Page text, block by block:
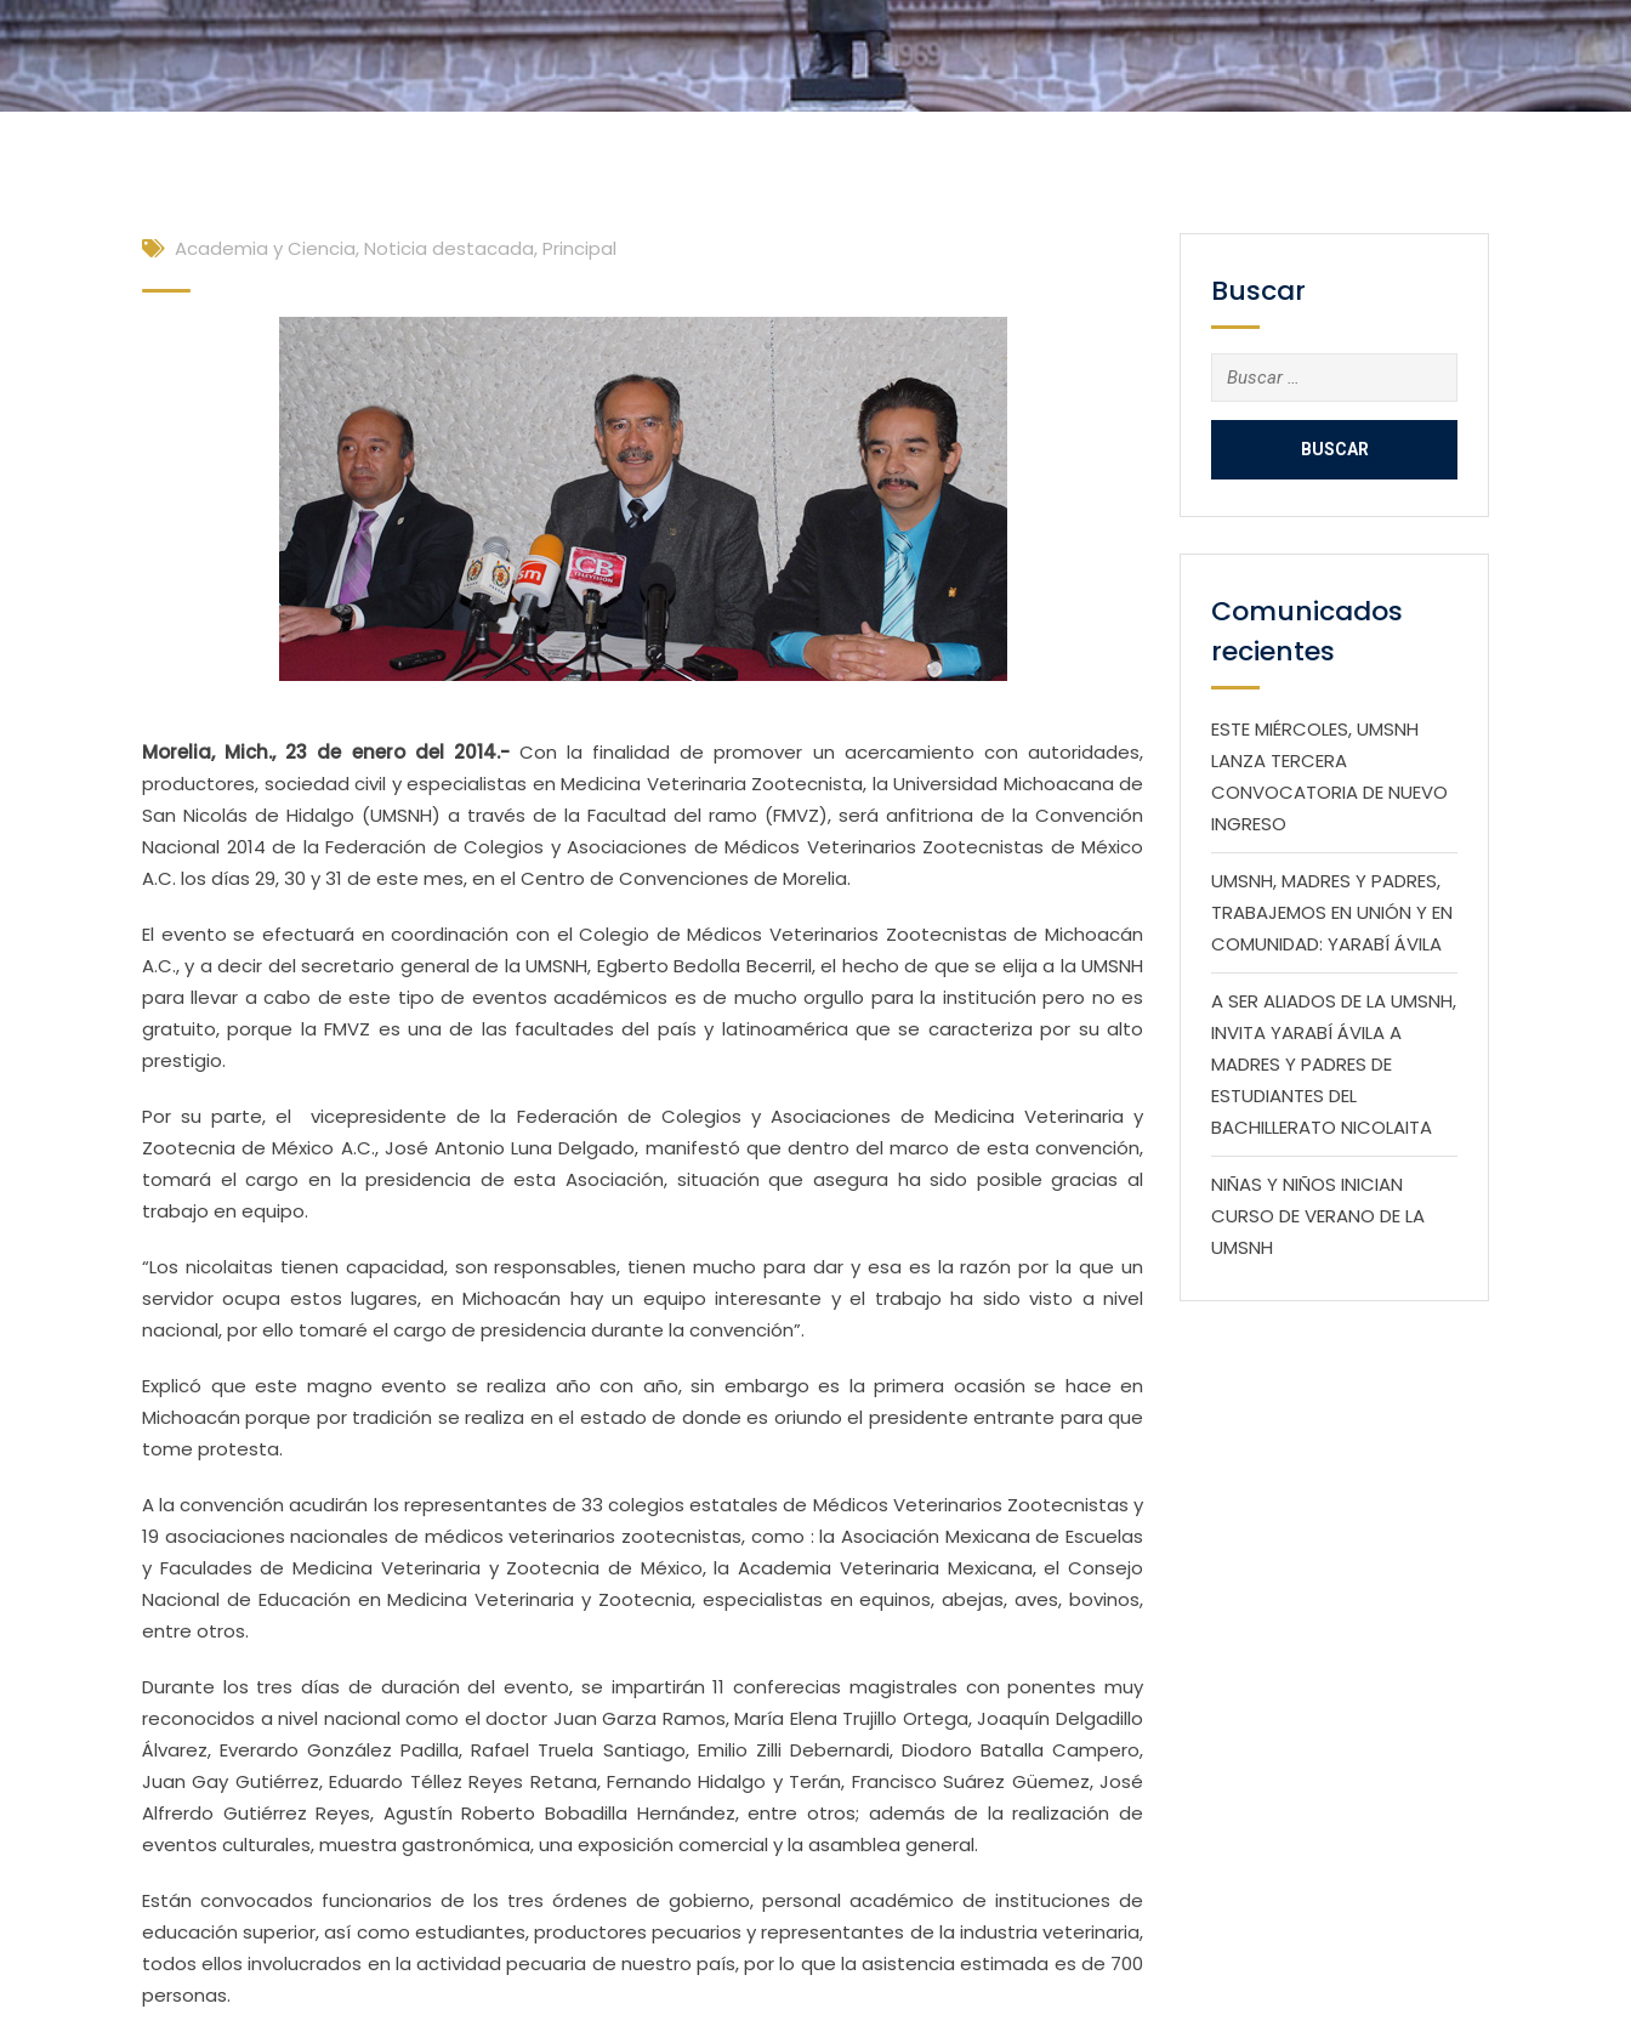
Academia y Ciencia, Noticia destacada, Principal
Morelia, Mich., 23 de enero del 2014.-Con la finalidad de promover un acercamiento con autoridades,
productores, sociedad civil y especialistas en Medicina Veterinaria Zootecnista, la Universidad Michoacana de
San Nicolás de Hidalgo (UMSNH) a través de la Facultad del ramo (FMVZ), será anfitriona de la Convención
Nacional 2014 de la Federación de Colegios y Asociaciones de Médicos Veterinarios Zootecnistas de México
A.C. los días 29, 30 y 31 de este mes, en el Centro de Convenciones de Morelia.
El evento se efectuará en coordinación con el Colegio de Médicos Veterinarios Zootecnistas de Michoacán
A.C., y a decir del secretario general de la UMSNH, Egberto Bedolla Becerril, el hecho de que se elija a la UMSNH
para llevar a cabo de este tipo de eventos académicos es de mucho orgullo para la institución pero no es
gratuito, porque la FMVZ es una de las facultades del país y latinoamérica que se caracteriza por su alto
prestigio.
Por su parte, el vicepresidente de la Federación de Colegios y Asociaciones de Medicina Veterinaria y
Zootecnia de México A.C., José Antonio Luna Delgado, manifestó que dentro del marco de esta convención,
tomará el cargo en la presidencia de esta Asociación, situación que asegura ha sido posible gracias al
trabajo en equipo.
“Los nicolaitas tienen capacidad, son responsables, tienen mucho para dar y esa es la razón por la que un
servidor ocupa estos lugares, en Michoacán hay un equipo interesante y el trabajo ha sido visto a nivel
nacional, por ello tomaré el cargo de presidencia durante la convención”.
Explicó que este magno evento se realiza año con año, sin embargo es la primera ocasión se hace en
Michoacán porque por tradición se realiza en el estado de donde es oriundo el presidente entrante para que
tome protesta.
A la convención acudirán los representantes de 33 colegios estatales de Médicos Veterinarios Zootecnistas y
19 asociaciones nacionales de médicos veterinarios zootecnistas, como : la Asociación Mexicana de Escuelas
y Faculades de Medicina Veterinaria y Zootecnia de México, la Academia Veterinaria Mexicana, el Consejo
Nacional de Educación en Medicina Veterinaria y Zootecnia, especialistas en equinos, abejas, aves, bovinos,
entre otros.
Durante los tres días de duración del evento, se impartirán 11 conferecias magistrales con ponentes muy
reconocidos a nivel nacional como el doctor Juan Garza Ramos, María Elena Trujillo Ortega, Joaquín Delgadillo
Álvarez, Everardo González Padilla, Rafael Truela Santiago, Emilio Zilli Debernardi, Diodoro Batalla Campero,
Juan Gay Gutiérrez, Eduardo Téllez Reyes Retana, Fernando Hidalgo y Terán, Francisco Suárez Güemez, José
Alfrerdo Gutiérrez Reyes, Agustín Roberto Bobadilla Hernández, entre otros; además de la realización de
eventos culturales, muestra gastronómica, una exposición comercial y la asamblea general.
Están convocados funcionarios de los tres órdenes de gobierno, personal académico de instituciones de
educación superior, así como estudiantes, productores pecuarios y representantes de la industria veterinaria,
todos ellos involucrados en la actividad pecuaria de nuestro país, por lo que la asistencia estimada es de 700
personas.
Buscar
Buscar:
Comunicados
recientes
ESTE MIÉRCOLES, UMSNH
LANZA TERCERA
CONVOCATORIA DE NUEVO
INGRESO
UMSNH, MADRES Y PADRES,
TRABAJEMOS EN UNIÓN Y EN
COMUNIDAD: YARABÍ ÁVILA
A SER ALIADOS DE LA UMSNH,
INVITA YARABÍ ÁVILA A
MADRES Y PADRES DE
ESTUDIANTES DEL
BACHILLERATO NICOLAITA
NIÑAS Y NIÑOS INICIAN
CURSO DE VERANO DE LA
UMSNH